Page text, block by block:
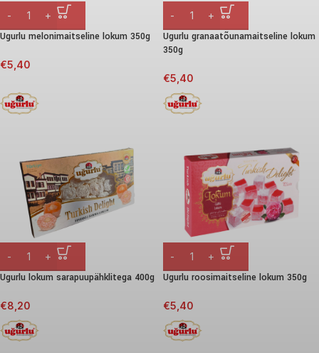
Ugurlu melonimaitseline lokum 350g
€5,40
Ugurlu granaatõunamaitseline lokum
350g
€5,40
Ugurlu lokum sarapuupähklitega 400g
€8,20
Ugurlu roosimaitseline lokum 350g
€5,40